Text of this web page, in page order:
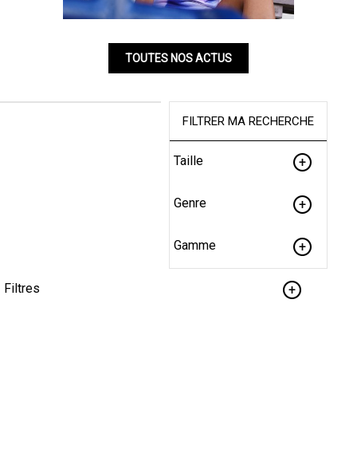
TOUTES NOS ACTUS
FILTRER MA RECHERCHE
Taille
Genre
Gamme
Filtres